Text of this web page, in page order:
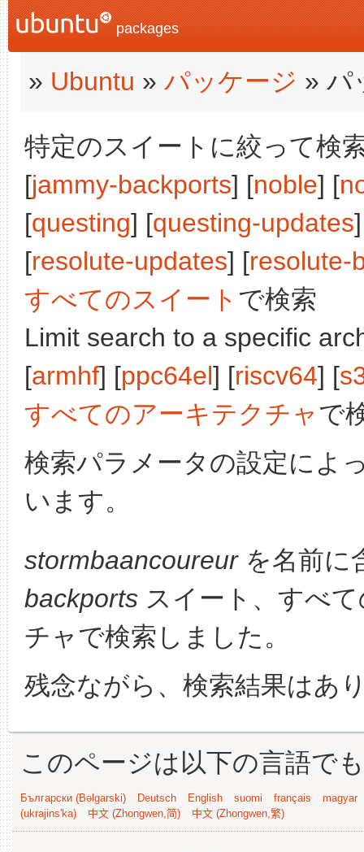
packages
» Ubuntu » パッケージ » パ
特定のスイートに絞って検
[jammy-backports] [noble] [
[questing] [questing-updates
[resolute-updates] [resolute-
すべてのスイート で検索
Limit search to a specific
[armhf] [ppc64el] [riscv64] [
すべてのアーキテクチャで
検索パラメータの設定によ
います。
stormbaancoureurを名前に
backports スイート、すべ
チャで検索しました。
残念ながら、検索結果はあ
このページは以下の言語で
Български (Bəlgarski) Deutsch English suomi français
magyar
(ukrajins'ka)
中文 (Zhongwen,简) 中文 (Zhongwen,繁)